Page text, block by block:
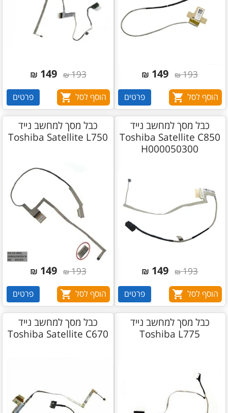
193
₪
149
₪
הוסף לסל פרטים
193
₪
149
₪
הוסף לסל פרטים
כבל מסך למחשב נייד
Toshiba Satellite C850
H000050300
193
₪
149
₪
הוסף לסל פרטים
כבל מסך למחשב נייד
Toshiba Satellite L750
193
₪
149
₪
הוסף לסל פרטים
כבל מסך למחשב נייד
Toshiba L775
כבל מסך למחשב נייד
Toshiba Satellite C670